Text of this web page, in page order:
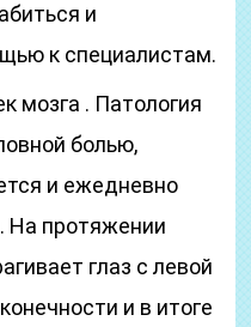
и
к специалистам.
мозга . Патология
болью,
и ежедневно
На протяжении
глаз с левой
и в итоге